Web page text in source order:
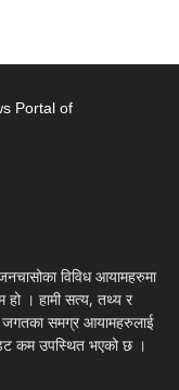
विविध आयामहरुमा
हो । हामी सत्य, तथ्य र
जगतका समग्र आयामहरुलाई
डट कम उपस्थित भएको छ ।